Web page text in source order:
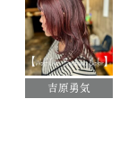
吉原勇気